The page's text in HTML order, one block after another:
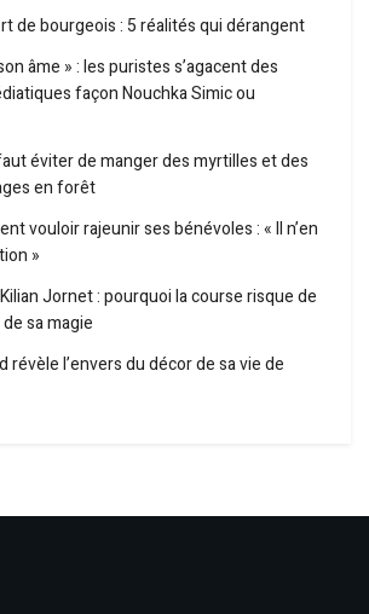
de bourgeois : 5 réalités qui dérangent
âme » : les puristes s’agacent des
façon Nouchka Simic ou
éviter de manger des myrtilles et des
en forêt
vouloir rajeunir ses bénévoles : « Il n’en
»
Jornet : pourquoi la course risque de
sa magie
révèle l’envers du décor de sa vie de